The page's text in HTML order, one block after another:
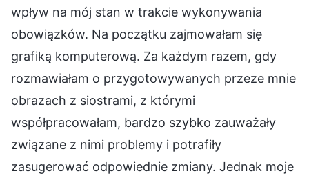
wpływ na mój stan w trakcie wykonywania
obowiązków. Na początku zajmowałam się
grafiką komputerową. Za każdym razem, gdy
rozmawiałam o przygotowywanych przeze mnie
obrazach z siostrami, z którymi
współpracowałam, bardzo szybko zauważały
związane z nimi problemy i potrafiły
zasugerować odpowiednie zmiany. Jednak moje